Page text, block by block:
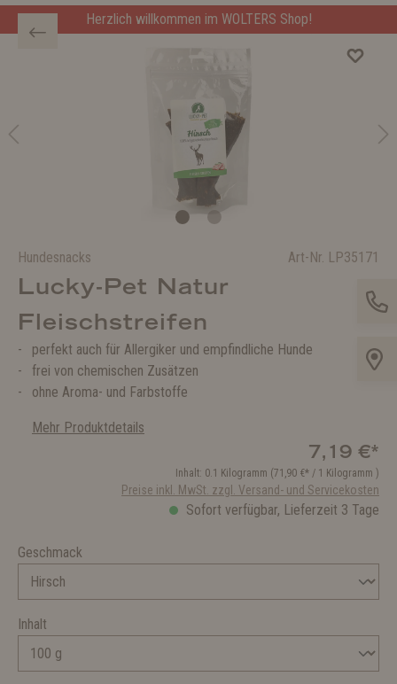
Herzlich willkommen im WOLTERS Shop!
Hundesnacks Art-Nr. LP35171
Lucky-Pet Natur
Fleischstreifen
perfekt auch für Allergiker und empfindliche Hunde
frei von chemischen Zusätzen
ohne Aroma- und Farbstoffe
Mehr Produktdetails
7,19 €*
Inhalt: 0.1 Kilogramm (71,90 €* / 1 Kilogramm )
Preise inkl. MwSt. zzgl. Versand- und Servicekosten
Sofort verfügbar, Lieferzeit 3 Tage
Geschmack
Inhalt